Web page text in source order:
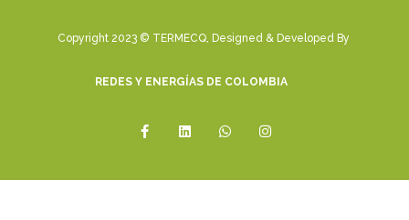
Copyright 2023 © TERMECQ, Designed & Developed By
REDES Y ENERGÍAS DE COLOMBIA